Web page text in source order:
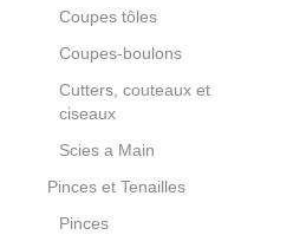
Coupes tôles
Coupes-boulons
Cutters, couteaux et
ciseaux
Scies a Main
Pinces et Tenailles
Pinces